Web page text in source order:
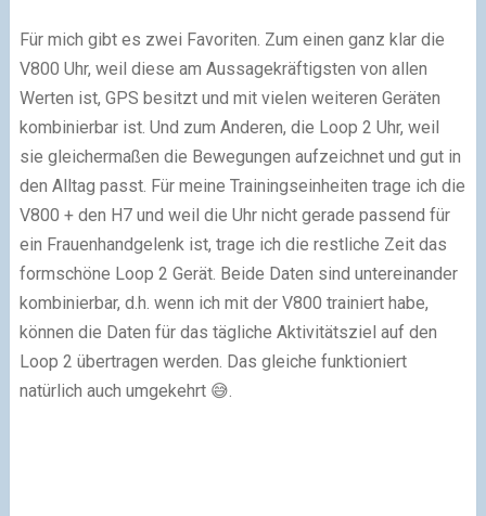
Für mich gibt es zwei Favoriten. Zum einen ganz klar die
V800 Uhr, weil diese am Aussagekräftigsten von allen
Werten ist, GPS besitzt und mit vielen weiteren Geräten
kombinierbar ist. Und zum Anderen, die Loop 2 Uhr, weil
sie gleichermaßen die Bewegungen aufzeichnet und gut in
den Alltag passt. Für meine Trainingseinheiten trage ich die
V800 + den H7 und weil die Uhr nicht gerade passend für
ein Frauenhandgelenk ist, trage ich die restliche Zeit das
formschöne Loop 2 Gerät. Beide Daten sind untereinander
kombinierbar, d.h. wenn ich mit der V800 trainiert habe,
können die Daten für das tägliche Aktivitätsziel auf den
Loop 2 übertragen werden. Das gleiche funktioniert
natürlich auch umgekehrt 😅.